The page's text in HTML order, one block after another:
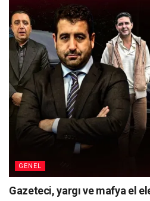
GENEL
Gazeteci, yargı ve mafya el